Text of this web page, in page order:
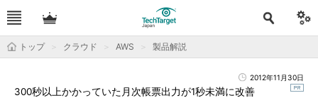
トップ クラウド AWS 製品解説
2012年11月30日
300秒以上かかっていた月次帳票出力が1秒未満に改善